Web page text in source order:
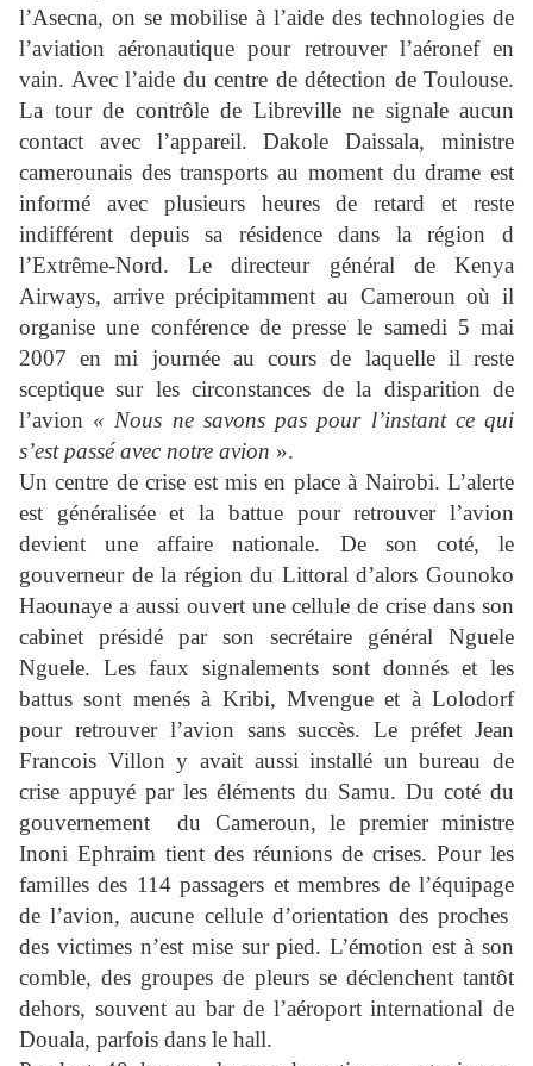
l’Asecna, on se mobilise à l’aide des technologies de
l’aviation aéronautique pour retrouver l’aéronef en
vain. Avec l’aide du centre de détection de Toulouse.
La tour de contrôle de Libreville ne signale aucun
contact avec l’appareil. Dakole Daissala, ministre
camerounais des transports au moment du drame est
informé avec plusieurs heures de retard et reste
indifférent depuis sa résidence dans la région d
l’Extrême-Nord. Le directeur général de Kenya
Airways, arrive précipitamment au Cameroun où il
organise une conférence de presse le samedi 5 mai
2007 en mi journée au cours de laquelle il reste
sceptique sur les circonstances de la disparition de
l’avion « Nous ne savons pas pour l’instant ce qui
s’est passé avec notre avion ».
Un centre de crise est mis en place à Nairobi. L’alerte
est généralisée et la battue pour retrouver l’avion
devient une affaire nationale. De son coté, le
gouverneur de la région du Littoral d’alors Gounoko
Haounaye a aussi ouvert une cellule de crise dans son
cabinet présidé par son secrétaire général Nguele
Nguele. Les faux signalements sont donnés et les
battus sont menés à Kribi, Mvengue et à Lolodorf
pour retrouver l’avion sans succès. Le préfet Jean
Francois Villon y avait aussi installé un bureau de
crise appuyé par les éléments du Samu. Du coté du
gouvernement
du Cameroun, le premier ministre
Inoni Ephraim tient des réunions de crises. Pour les
familles des 114 passagers et membres de l’équipage
de l’avion, aucune cellule d’orientation des proches
des victimes n’est mise sur pied. L’émotion est à son
comble, des groupes de pleurs se déclenchent tantôt
dehors, souvent au bar de l’aéroport international de
Douala, parfois dans le hall.